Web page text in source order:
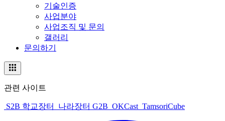
기술인증
사업분야
사업조직 및 문의
갤러리
문의하기
관련 사이트
S2B 학교장터 나라장터 G2B OKCast TamsoriCube